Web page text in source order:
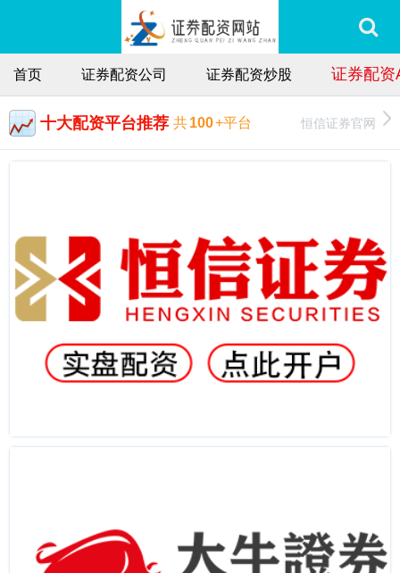
首页 证券配资公司 证券配资炒股 证券配资
十大配资平台推荐 共100+平台 恒信证券官网